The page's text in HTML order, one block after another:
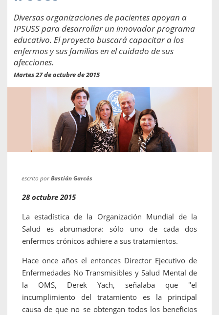
Diversas organizaciones de pacientes apoyan a
IPSUSS para desarrollar un innovador programa
educativo. El proyecto buscará capacitar a los
enfermos y sus familias en el cuidado de sus
afecciones.
Martes 27 de octubre de 2015
escrito porBastián Garcés
28 octubre 2015
La estadística de la Organización Mundial de la
Salud es abrumadora: sólo uno de cada dos
enfermos crónicos adhiere a sus tratamientos.
Hace once años el entonces Director Ejecutivo de
Enfermedades No Transmisibles y Salud Mental de
la OMS, Derek Yach, señalaba que "el
incumplimiento del tratamiento es la principal
causa de que no se obtengan todos los beneficios